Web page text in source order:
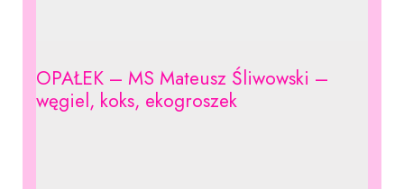
OPAŁEK – MS Mateusz Śliwowski –
węgiel, koks, ekogroszek